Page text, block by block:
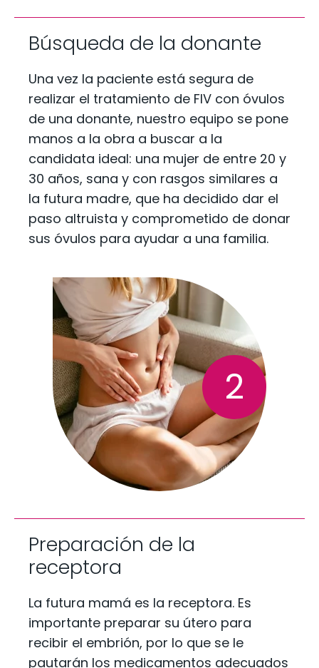
Búsqueda de la donante
Una vez la paciente está segura de
realizar el tratamiento de FIV con óvulos
de una donante, nuestro equipo se pone
manos a la obra a buscar a la
candidata ideal: una mujer de entre 20 y
30 años, sana y con rasgos similares a
la futura madre, que ha decidido dar el
paso altruista y comprometido de donar
sus óvulos para ayudar a una familia.
2
Preparación de la
receptora
La futura mamá es la receptora. Es
importante preparar su útero para
recibir el embrión, por lo que se le
pautarán los medicamentos adecuados